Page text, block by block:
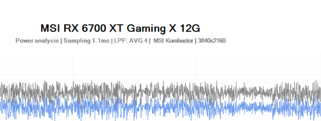
Bricklet 2.0 společnosti TinkerForge s přesností 0,5%. Pokud není v článku
jsou nastaveny na odečítání hodnot napětí/proud/spotřeba v intervalu 1,1ms
hodnotu je brán průměr ze 4 takto zaznamenaných vzorků (Low-pass filter).
vynesené hodnoty v grafech tedy představují průměrnou hodnotu
v časovém intervalu 4,4 ms.